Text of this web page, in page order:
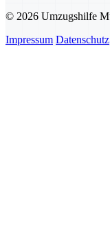
© 2026 Umzugshilfe
Impressum Datenschutz